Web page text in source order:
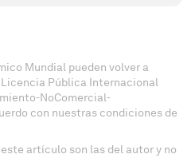
Mundial pueden volver a
Pública Internacional
NoComercial-
con nuestras condiciones de
artículo son las del autor y no